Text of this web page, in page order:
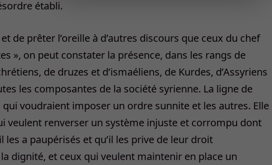
établi.
de prêter l’oreille à d’autres discours que ceux du chef
», on peut constater la présence, dans les rangs de
de druzes et d’ismaéliens, de Kurdes, d’Assyriens
les composantes de la société syrienne. La ligne de
qui voudraient imposer un ordre sunnite et les autres. Elle
veulent renverser un système injuste et corrompu dont
les a paupérisés et qu’il les prive de leur droit
dignité, et ceux qui veulent maintenir en place un